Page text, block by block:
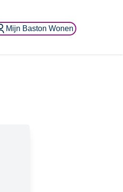
Mijn Baston Wonen